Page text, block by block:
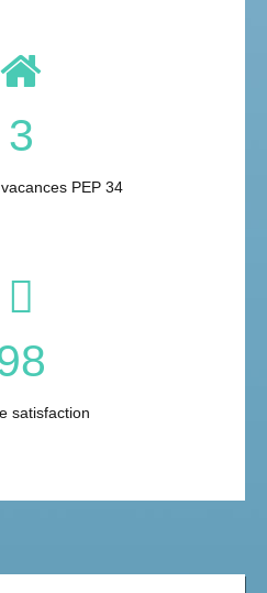
3
PEP 34
satisfaction